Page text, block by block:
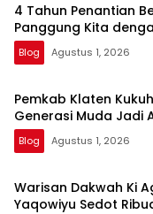
4 Tahun Penantian
Panggung Kita
Blog Agustus 1, 2026
Pemkab Klaten
Generasi Muda Jadi
Blog Agustus 1, 2026
Warisan Dakwah Ki
Yaqowiyu Sedot